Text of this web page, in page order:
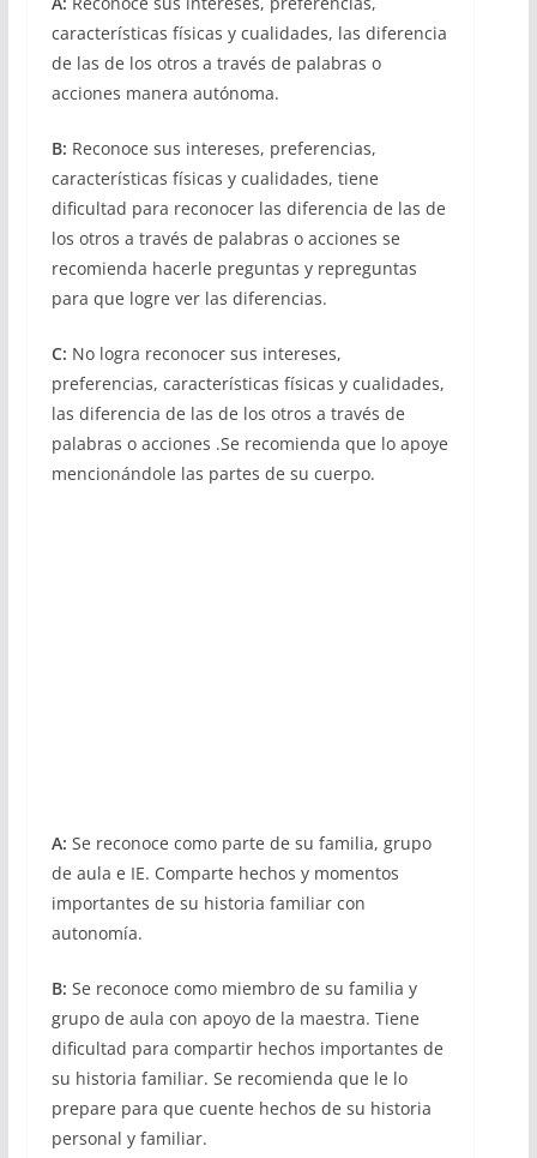
características físicas y cualidades, las diferencia
de las de los otros a través de palabras o
acciones manera autónoma.
B: Reconoce sus intereses, preferencias,
características físicas y cualidades, tiene
dificultad para reconocer las diferencia de las de
los otros a través de palabras o acciones se
recomienda hacerle preguntas y repreguntas
para que logre ver las diferencias.
C: No logra reconocer sus intereses,
preferencias, características físicas y cualidades,
las diferencia de las de los otros a través de
palabras o acciones .Se recomienda que lo apoye
mencionándole las partes de su cuerpo.
A: Se reconoce como parte de su familia, grupo
de aula e IE. Comparte hechos y momentos
importantes de su historia familiar con
autonomía.
B: Se reconoce como miembro de su familia y
grupo de aula con apoyo de la maestra. Tiene
dificultad para compartir hechos importantes de
su historia familiar. Se recomienda que le lo
prepare para que cuente hechos de su historia
personal y familiar.